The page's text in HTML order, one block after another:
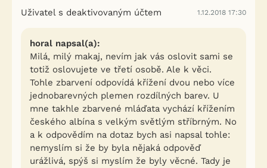
Uživatel s deaktivovaným účtem 1.12.2018 17:30
horal napsal(a):
Milá, milý makaj, nevím jak vás oslovit sami se
totiž oslovujete ve třetí osobě. Ale k věci.
Tohle zbarvení odpovídá křížení dvou nebo více
jednobarevných plemen rozdílných barev. U
mne takhle zbarvené mláďata vychází křížením
českého albína s velkým světlým stříbrným. No
a k odpovědím na dotaz bych asi napsal tohle:
nemyslím si že by byla nějaká odpověď
urážlivá, spýš si myslím že byly věcné. Tady je